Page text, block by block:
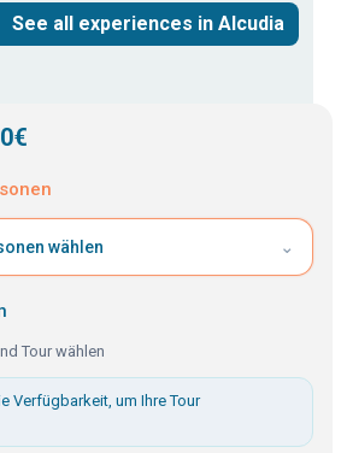
See all experiences in Alcudia
wählen ⌄
Tour wählen
Verfügbarkeit, um Ihre Tour